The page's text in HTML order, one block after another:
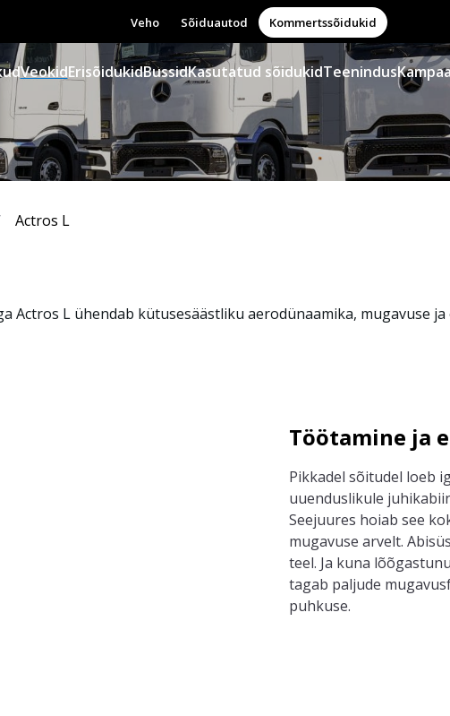
Veho Sõiduautod Kommertssõidukid
VeokidErisõidukidBussidKasutatud sõidukidTeenindus
Actros L
Actros L ühendab kütusesäästliku aerodünaamika, mugavuse
Töötamine ja
Pikkadel sõitudel loeb
uuenduslikule
Seejuures hoiab see
mugavuse arvelt. A
teel. Ja kuna
tagab paljude
puhkuse.